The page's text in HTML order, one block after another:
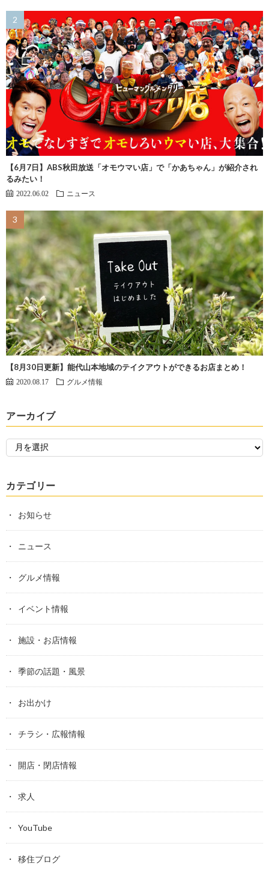
【6月7日】ABS秋田放送「オモウマい店」で「かあちゃん」が紹介され
るみたい！
2022.06.02 ニュース
【8月30日更新】能代山本地域のテイクアウトができるお店まとめ！
2020.08.17 グルメ情報
アーカイブ
カテゴリー
お知らせ
ニュース
グルメ情報
イベント情報
施設・お店情報
季節の話題・風景
お出かけ
チラシ・広報情報
開店・閉店情報
求人
YouTube
移住ブログ